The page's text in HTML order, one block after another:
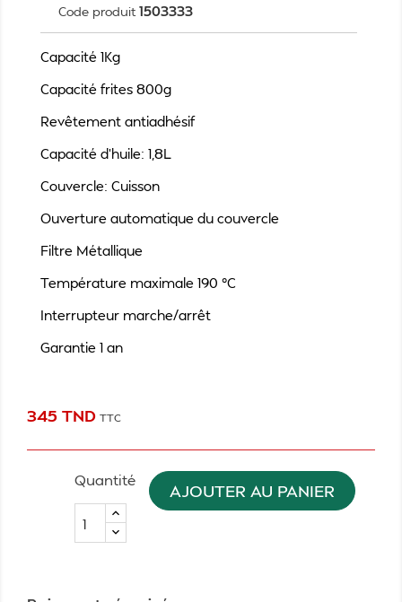
Code produit 1503333
Capacité 1Kg
Capacité frites 800g
Revêtement antiadhésif
Capacité d'huile: 1,8L
Couvercle: Cuisson
Ouverture automatique du couvercle
Filtre Métallique
Température maximale 190 °C
Interrupteur marche/arrêt
Garantie 1 an
345 TND TTC
Quantité
AJOUTER AU PANIER